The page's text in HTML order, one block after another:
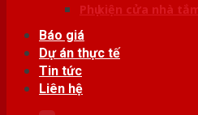
Phụ kiện cửa nhà
Báo giá
Dự án thực tế
Tin tức
Liên hệ